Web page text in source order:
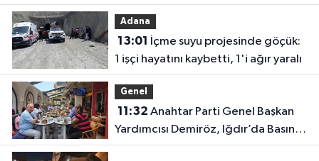
akımına
oldu
Adana
13:01
1 işçi hayatını kaybetti, 1'i ağır yaralı
Genel
11:32
Yardımcısı Demiröz, Iğdır’da Basın
Mensuplarıyla Buluştu